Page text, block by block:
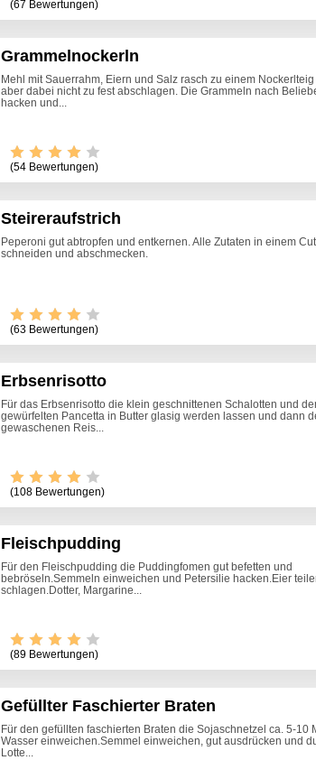
(67 Bewertungen)
Grammelnockerln
Mehl mit Sauerrahm, Eiern und Salz rasch zu einem
aber dabei nicht zu fest abschlagen. Die Grammeln nach
hacken und...
(54 Bewertungen)
Steireraufstrich
Peperoni gut abtropfen und entkernen. Alle Zutaten in einem
schneiden und abschmecken.
(63 Bewertungen)
Erbsenrisotto
Für das Erbsenrisotto die klein geschnittenen Schalotten und
gewürfelten Pancetta in Butter glasig werden lassen und dann
gewaschenen Reis...
(108 Bewertungen)
Fleischpudding
Für den Fleischpudding die Puddingfomen gut befetten und
bebröseln.Semmeln einweichen und Petersilie hacken.Eier
schlagen.Dotter, Margarine...
(89 Bewertungen)
Gefüllter Faschierter Braten
Für den gefüllten faschierten Braten die Sojaschnetzel ca. 5-10
Wasser einweichen.Semmel einweichen, gut ausdrücken und
Lotte...